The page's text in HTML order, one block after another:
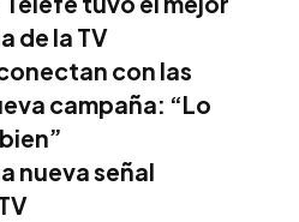
de la TV
con las
campaña: “Lo
nueva señal